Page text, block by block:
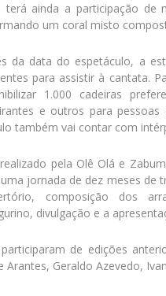
ainda a participação de
um coral misto
da data do espetáculo, a
para assistir à cantata.
1.000 cadeiras
e outros para
também vai contar com
pela Olê Olá e
jornada de dez meses de
composição dos
divulgação e a
de edições
Arantes, Geraldo Azevedo,